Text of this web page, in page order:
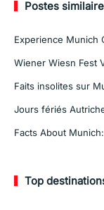
Postes
Experience Munich
Wiener Wiesn Fest
Faits insolites sur
Jours fériés
Facts About
Top